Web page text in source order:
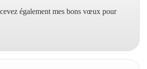
également mes bons vœux pour